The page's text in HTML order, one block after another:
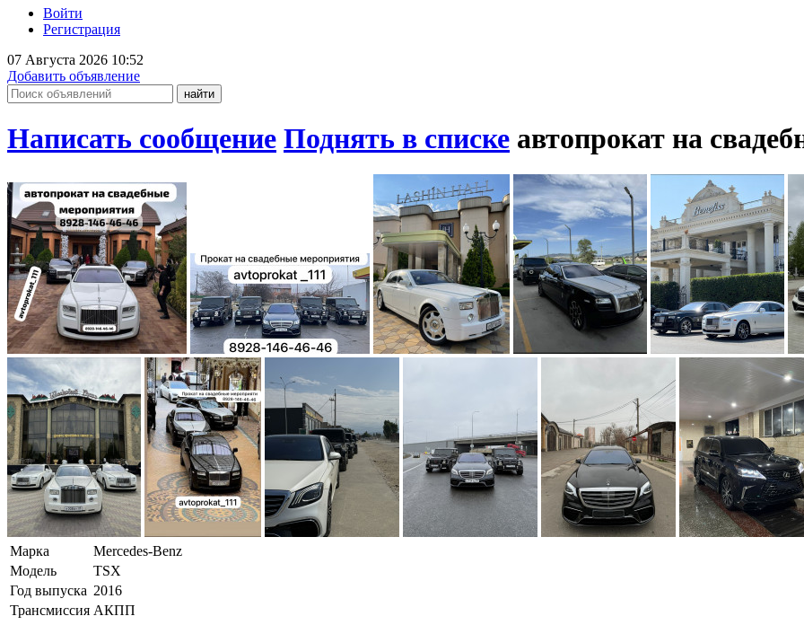
Войти
Регистрация
07 Августа 2026 10:52
Добавить объявление
Написать сообщение Поднять в списке автопрокат на
Марка
Mercedes-Benz
Модель
TSX
Год выпуска 2016
Трансмиссия АКПП